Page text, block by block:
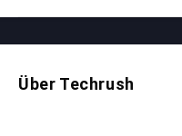
Über Techrush